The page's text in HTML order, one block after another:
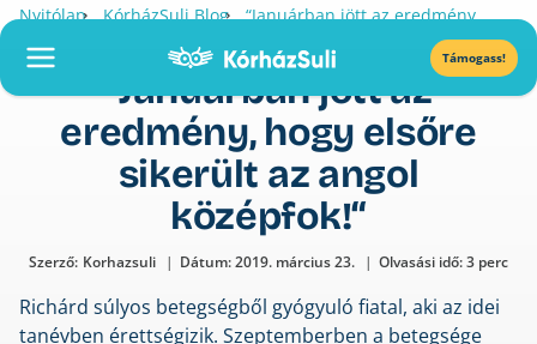
Skip
to
content
Támogass!
Nyitólap•KórházSuli Blog•“Januárban jött az eredmény,
“Januárban jött az
eredmény, hogy elsőre
sikerült az angol
középfok!“
Szerző: Korhazsuli Dátum: 2019. március 23. Olvasási idő: 3 perc
Richárd súlyos betegségből gyógyuló fiatal, aki az idei
tanévben érettségizik. Szeptemberben a betegsége